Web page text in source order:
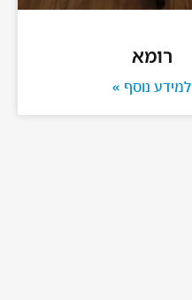
רומא
למידע נוסף »